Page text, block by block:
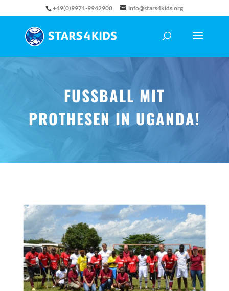
+49(0)9971-9942900 info@stars4kids.org
FUSSBALL MIT P
ROTHESEN IN UGANDA!